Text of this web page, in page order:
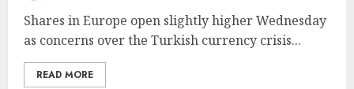
Shares in Europe open slightly higher Wednesday
as concerns over the Turkish currency crisis...
READ MORE